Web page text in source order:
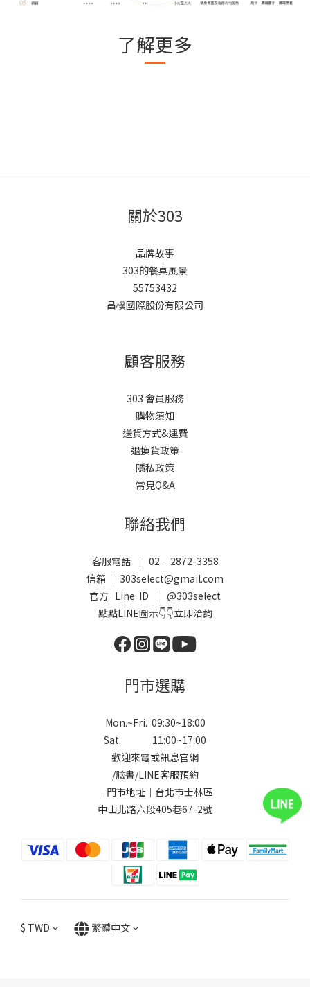
了解更多
關於303
品牌故事
303的餐桌風景
55753432
昌樸國際股份有限公司
顧客服務
303 會員服務
購物須知
送貨方式&運費
退換貨政策
隱私政策
常見Q&A
聯絡我們
客服電話 ｜ 02 - 2872-3358
信箱 ｜ 303select@gmail.com
官方 Line ID ｜ @303select
點點LINE圖示👇👇立即洽詢
門市選購
Mon.~Fri. 09:30~18:00
Sat. 11:00~17:00
歡迎來電或訊息官網
/臉書/LINE客服預約
｜門市地址｜台北市士林區
中山北路六段405巷67-2號
$ TWD 繁體中文